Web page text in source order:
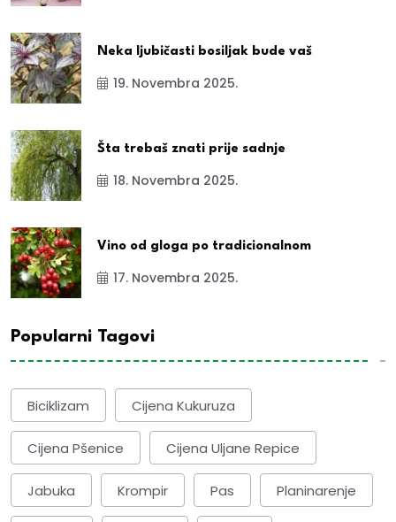
Neka ljubičasti bosiljak bude vaš
19. Novembra 2025.
Šta trebaš znati prije sadnje
18. Novembra 2025.
Vino od gloga po tradicionalnom
17. Novembra 2025.
Popularni Tagovi
Biciklizam Cijena Kukuruza
Cijena Pšenice Cijena Uljane Repice
Jabuka Krompir Pas Planinarenje